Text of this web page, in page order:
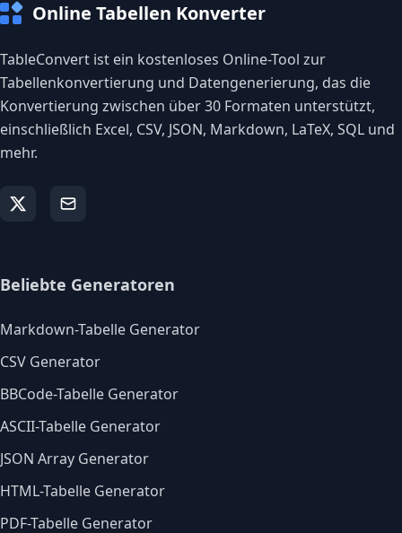
Online Tabellen Konverter
TableConvert ist ein kostenloses Online-Tool zur
Tabellenkonvertierung und Datengenerierung, das die
Konvertierung zwischen über 30 Formaten unterstützt,
einschließlich Excel, CSV, JSON, Markdown, LaTeX, SQL und
mehr.
Beliebte Generatoren
Markdown-Tabelle Generator
CSV Generator
BBCode-Tabelle Generator
ASCII-Tabelle Generator
JSON Array Generator
HTML-Tabelle Generator
PDF-Tabelle Generator